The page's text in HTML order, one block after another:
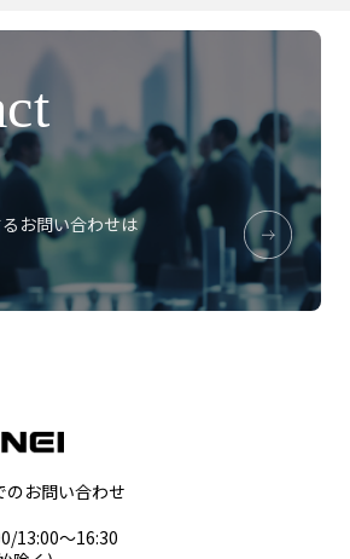
お問い合わせは
お問い合わせ
13:00～16:30